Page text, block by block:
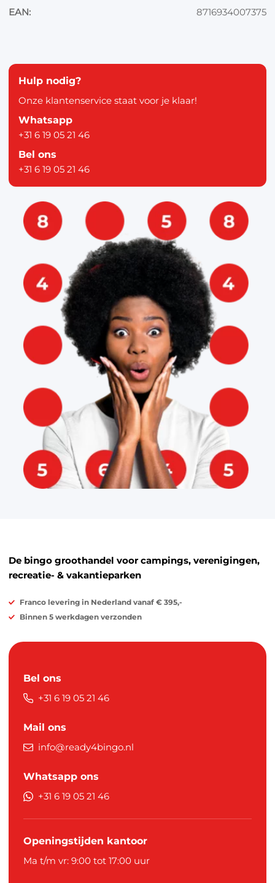
EAN: 8716934007375
Hulp nodig?
Onze klantenservice staat voor je klaar!
Whatsapp
+31 6 19 05 21 46
Bel ons
+31 6 19 05 21 46
De bingo groothandel voor campings, verenigingen,
recreatie- & vakantieparken
Franco levering in Nederland vanaf € 395,-
Binnen 5 werkdagen verzonden
Bel ons
+31 6 19 05 21 46
Mail ons
info@ready4bingo.nl
Whatsapp ons
+31 6 19 05 21 46
Openingstijden kantoor
Ma t/m vr: 9:00 tot 17:00 uur